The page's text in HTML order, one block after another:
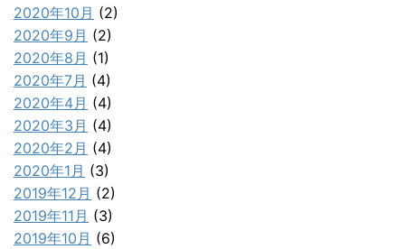
2020年10月 (2)
2020年9月 (2)
2020年8月 (1)
2020年7月 (4)
2020年4月 (4)
2020年3月 (4)
2020年2月 (4)
2020年1月 (3)
2019年12月 (2)
2019年11月 (3)
2019年10月 (6)